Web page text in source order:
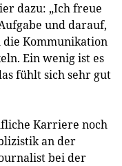
dazu: „Ich freue
und darauf,
Kommunikation
Ein wenig ist es
fühlt sich sehr gut
Karriere noch
an der
bei der